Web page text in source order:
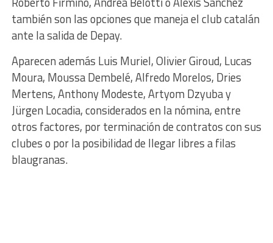
también son las opciones que maneja el club catalán
ante la salida de Depay.
Aparecen además Luis Muriel, Olivier Giroud, Lucas
Moura, Moussa Dembelé, Alfredo Morelos, Dries
Mertens, Anthony Modeste, Artyom Dzyuba y
Jürgen Locadia, considerados en la nómina, entre
otros factores, por terminación de contratos con sus
clubes o por la posibilidad de llegar libres a filas
blaugranas.